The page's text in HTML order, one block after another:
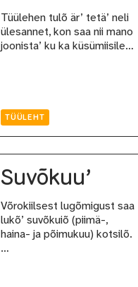
Tüülehen tulõ är’ tetä’ neli
ülesannet, kon saa nii mano
joonista’ ku ka küsümiisile…
TÜÜLEHT
Suvõkuu’
Võrokiilsest lugõmigust saa
lukõ’ suvõkuiõ (piimä-,
haina- ja põimukuu) kotsilõ.
…